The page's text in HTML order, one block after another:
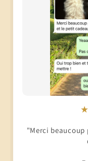
"Merci